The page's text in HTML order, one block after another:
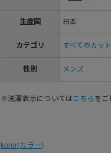
生産国 日本
カテゴリ すべてのカッ
性別 メンズ
※洗濯表示については こちら をご
kolor(カラー)